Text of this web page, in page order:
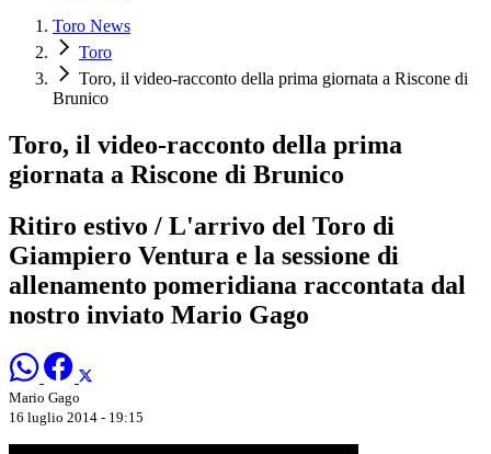
Toro News
Toro
Toro, il video-racconto della prima giornata a Riscone di
Brunico
Toro, il video-racconto della prima
giornata a Riscone di Brunico
Ritiro estivo / L'arrivo del Toro di
Giampiero Ventura e la sessione di
allenamento pomeridiana raccontata dal
nostro inviato Mario Gago
Mario Gago
16 luglio 2014 - 19:15